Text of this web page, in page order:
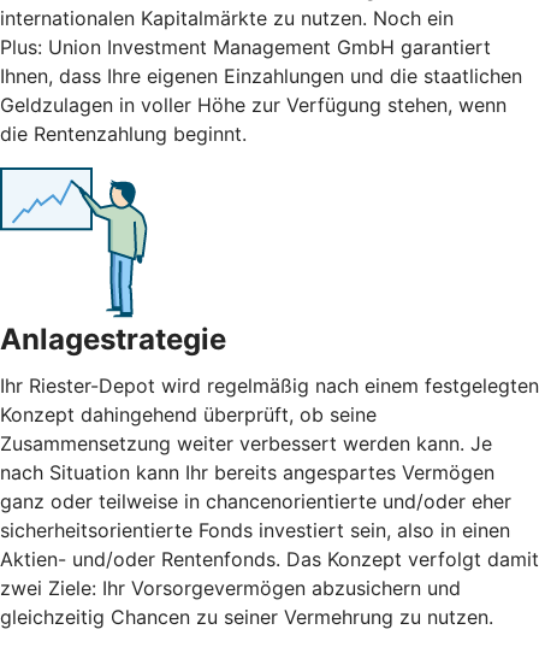
internationalen Kapitalmärkte zu nutzen. Noch ein
Plus: Union Investment Management GmbH garantiert
Ihnen, dass Ihre eigenen Einzahlungen und die staatlichen
Geldzulagen in voller Höhe zur Verfügung stehen, wenn
die Rentenzahlung beginnt.
Anlagestrategie
Ihr Riester-Depot wird regelmäßig nach einem festgelegten
Konzept dahingehend überprüft, ob seine
Zusammensetzung weiter verbessert werden kann. Je
nach Situation kann Ihr bereits angespartes Vermögen
ganz oder teilweise in chancenorientierte und/oder eher
sicherheitsorientierte Fonds investiert sein, also in einen
Aktien- und/oder Rentenfonds. Das Konzept verfolgt damit
zwei Ziele: Ihr Vorsorgevermögen abzusichern und
gleichzeitig Chancen zu seiner Vermehrung zu nutzen.